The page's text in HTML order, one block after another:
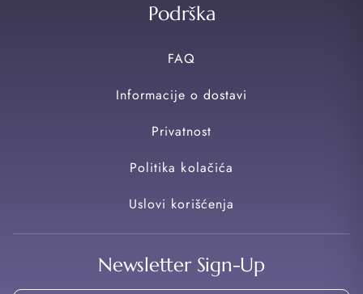
Podrška
FAQ
Informacije o dostavi
Privatnost
Politika kolačića
Uslovi korišćenja
Newsletter Sign-Up